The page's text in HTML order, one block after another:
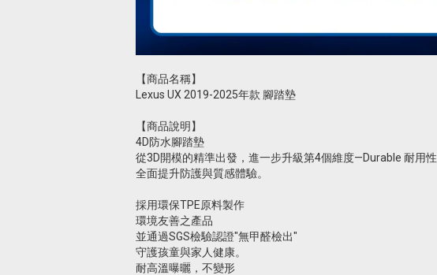
【商品名稱】
Lexus UX 2019-2025年款 腳踏墊
【商品說明】
4D防水腳踏墊
從3D開模的精準出發，進一步升級第4個維度—Durable 耐用性
全面提升防護與質感體驗。
採用環保TPE原料製作
環境友善之產品
並通過SGS檢驗認證"無甲醛檢出"
守護孩童與家人健康。
耐高溫曝曬，不變形